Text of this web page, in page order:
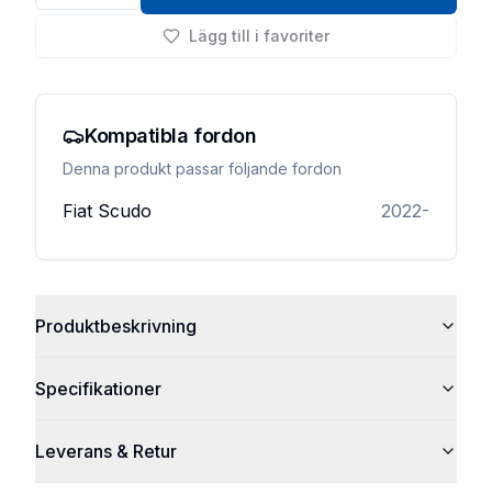
Lägg till i favoriter
Kompatibla fordon
Denna produkt passar följande fordon
Fiat Scudo 2022-
Produktbeskrivning
Specifikationer
Leverans & Retur